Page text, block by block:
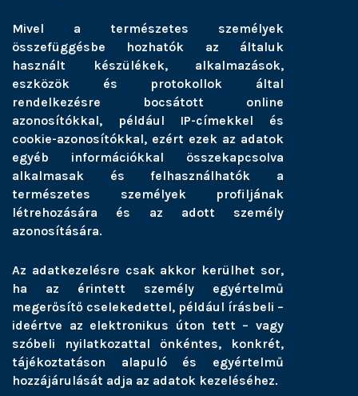
Mivel a természetes személyek
összefüggésbe hozhatók az általuk
használt készülékek, alkalmazások,
eszközök és protokollok által
rendelkezésre bocsátott online
azonosítókkal, például IP-címekkel és
cookie-azonosítókkal, ezért ezek az adatok
egyéb információkkal összekapcsolva
alkalmasak és felhasználhatók a
természetes személyek profiljának
létrehozására és az adott személy
azonosítására.
Az adatkezelésre csak akkor kerülhet sor,
ha az érintett személy egyértelmű
megerősítő cselekedettel, például írásbeli –
ideértve az elektronikus úton tett – vagy
szóbeli nyilatkozattal önkéntes, konkrét,
tájékoztatáson alapuló és egyértelmű
hozzájárulását adja az adatok kezeléséhez.